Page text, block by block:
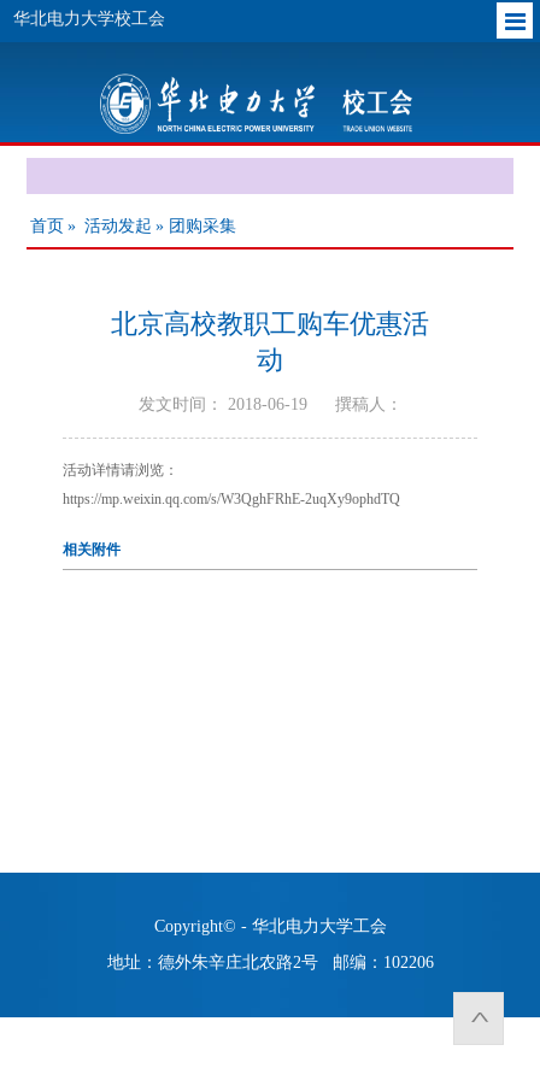
华北电力大学校工会
首页 » 活动发起 » 团购采集
北京高校教职工购车优惠活
动
发文时间： 2018-06-19 撰稿人：
活动详情请浏览：
https://mp.weixin.qq.com/s/W3QghFRhE-2uqXy9ophdTQ
相关附件
Copyright© - 华北电力大学工会
地址：德外朱辛庄北农路2号 邮编：102206